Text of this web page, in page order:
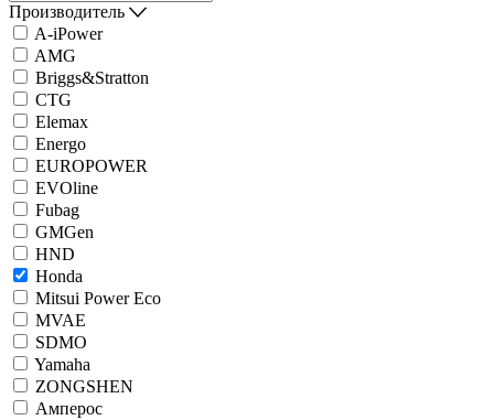
Производитель
A-iPower
AMG
Briggs&Stratton
CTG
Elemax
Energo
EUROPOWER
EVOline
Fubag
GMGen
HND
Honda
Mitsui Power Eco
MVAE
SDMO
Yamaha
ZONGSHEN
Амперос